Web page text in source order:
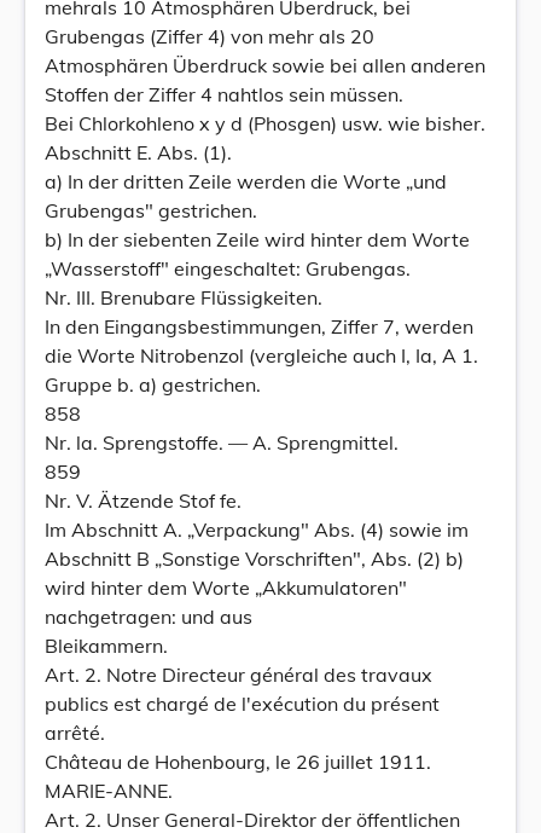
mehrals 10 Atmosphären Überdruck, bei
Grubengas (Ziffer 4) von mehr als 20
Atmosphären Überdruck sowie bei allen anderen
Stoffen der Ziffer 4 nahtlos sein müssen.
Bei Chlorkohleno x y d (Phosgen) usw. wie bisher.
Abschnitt E. Abs. (1).
a) In der dritten Zeile werden die Worte „und
Grubengas" gestrichen.
b) In der siebenten Zeile wird hinter dem Worte
„Wasserstoff" eingeschaltet: Grubengas.
Nr. III. Brenubare Flüssigkeiten.
In den Eingangsbestimmungen, Ziffer 7, werden
die Worte Nitrobenzol (vergleiche auch I, Ia, A 1.
Gruppe b. a) gestrichen.
858
Nr. la. Sprengstoffe. — A. Sprengmittel.
859
Nr. V. Ätzende Stof fe.
Im Abschnitt A. „Verpackung" Abs. (4) sowie im
Abschnitt B „Sonstige Vorschriften", Abs. (2) b)
wird hinter dem Worte „Akkumulatoren"
nachgetragen: und aus
Bleikammern.
Art. 2. Notre Directeur général des travaux
publics est chargé de l'exécution du présent
arrêté.
Château de Hohenbourg, le 26 juillet 1911.
MARIE-ANNE.
Art. 2. Unser General-Direktor der öffentlichen